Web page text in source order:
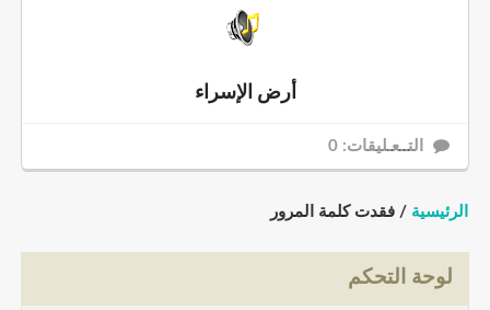
أرض الإسراء
التــعـليقات: 0
الرئيسية / فقدت كلمة المرور
لوحة التحكم